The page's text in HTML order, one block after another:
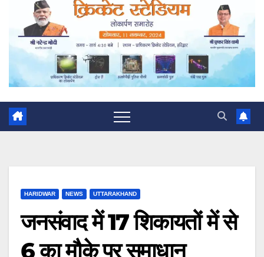
HARIDWAR NEWS UTTARAKHAND
जनसंवाद में 17 शिकायतों में से
6 का मौके पर समाधान